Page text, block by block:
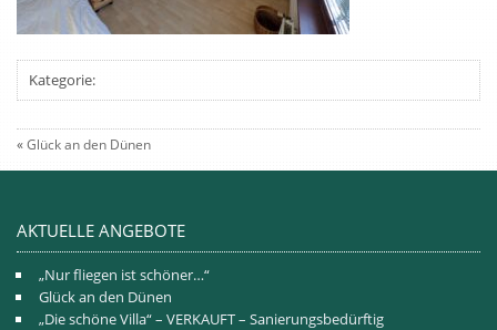
Kategorie:
«Glück an den Dünen
AKTUELLE ANGEBOTE
„Nur fliegen ist schöner…“
Glück an den Dünen
„Die schöne Villa“ – VERKAUFT – Sanierungsbedürftig